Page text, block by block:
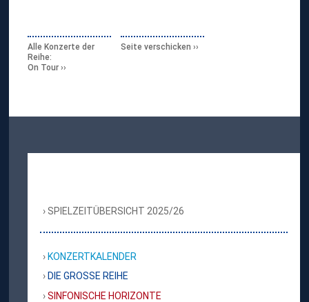
Alle Konzerte der
Reihe:
On Tour
Seite verschicken
SPIELZEITÜBERSICHT 2025/26
KONZERTKALENDER
DIE GROSSE REIHE
SINFONISCHE HORIZONTE